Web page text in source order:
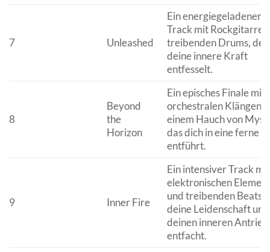
7 Unleashed
Ein energiegeladener
Track mit
treibenden Drums, der
deine innere Kraft
entfesselt.
8
Beyond
the
Horizon
Ein episches Finale mit
orchestralen Klängen
einem Hauch von
das dich in eine ferne
entführt.
9 Inner Fire
Ein intensiver Track mit
elektronischen
und treibenden Beats,
deine Leidenschaft und
deinen inneren Antrieb
entfacht.